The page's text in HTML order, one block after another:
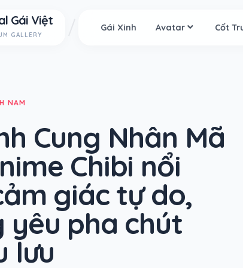
Gái Việt
GALLERY
Gái Xinh Avatar Cốt
NAM
Cung Nhân Mã
Chibi nổi
giác tự do,
yêu pha chút
lưu